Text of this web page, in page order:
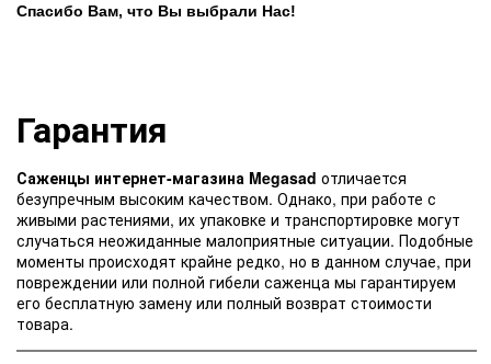
Спасибо Вам, что Вы выбрали Нас!
Гарантия
Саженцы интернет-магазина Megasad отличается
безупречным высоким качеством. Однако, при работе с
живыми растениями, их упаковке и транспортировке могут
случаться неожиданные малоприятные ситуации. Подобные
моменты происходят крайне редко, но в данном случае, при
повреждении или полной гибели саженца мы гарантируем
его бесплатную замену или полный возврат стоимости
товара.